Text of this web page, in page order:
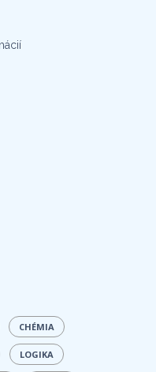
CHÉMIA
LOGIKA